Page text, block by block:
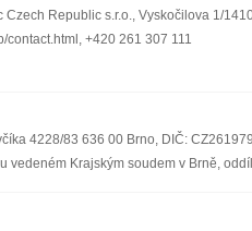
Czech Republic s.r.o., Vyskočilova 1/
contact.html, +420 261 307 111
4228/83 636 00 Brno, DIČ:
vedeném Krajským soudem v Brně,